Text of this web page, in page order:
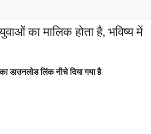
का मालिक होता है, भविष्य में
डाउनलोड लिंक नीचे दिया गया है